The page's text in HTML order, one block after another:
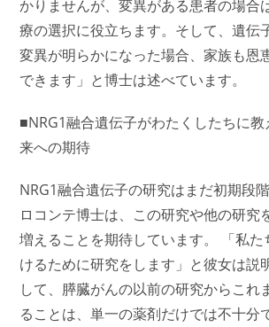
かりませんが、変異がある患者の場合
療の選択に役立ちます。そして、遺伝
変異が明らかになった場合、家族も恩
できます」と博士は述べています。
■NRG1融合遺伝子がわたくしたちに
来への期待
NRG1融合遺伝子の研究はまだ初期段
ロコンテ博士は、この研究や他の研究
増えることを期待しています。 「私た
けるために研究をします」と彼女は説
して、膵臓がんの以前の研究からこれ
ることは、単一の薬剤だけでは不十分